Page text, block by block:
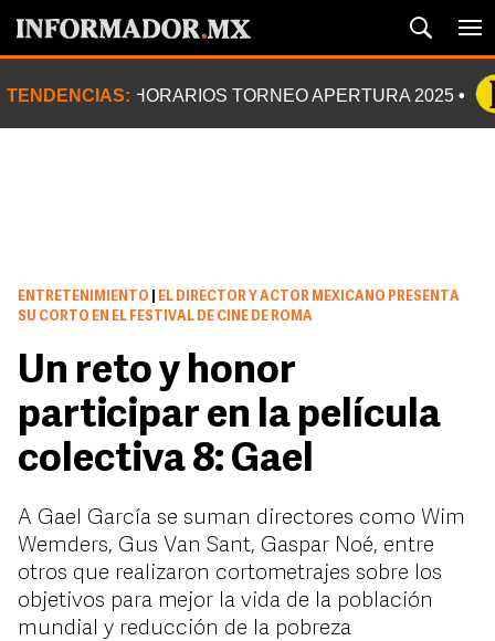
TENDENCIAS: HORARIOS TORNEO APERTURA 2025
ENTRETENIMIENTO
EL DIRECTOR Y ACTOR MEXICANO PRESENTA
SU CORTO EN EL FESTIVAL DE CINE DE ROMA
Un reto y honor
participar en la película
colectiva 8: Gael
A Gael García se suman directores como Wim
Wemders, Gus Van Sant, Gaspar Noé, entre
otros que realizaron cortometrajes sobre los
objetivos para mejor la vida de la población
mundial y reducción de la pobreza